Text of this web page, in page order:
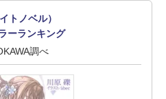
トノベル）
ーランキング
調べ